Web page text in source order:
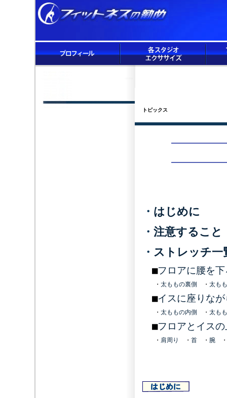
トピックス
・ はじめに
・ 注意すること
・ ストレッチ一
■フロアに腰を
・ 太ももの裏側 ・ 太も
■イスに座りな
・ 太ももの内側 ・ 太も
■フロアとイス
・ 肩周り ・ 首 ・ 腕 ・